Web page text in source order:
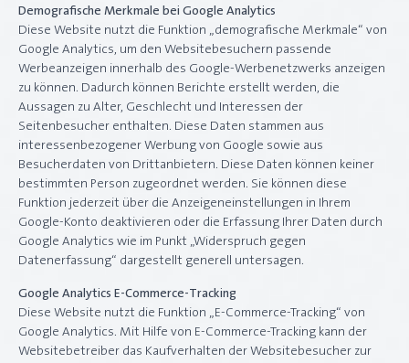
Demografische Merkmale bei Google Analytics
Diese Website nutzt die Funktion „demografische Merkmale“ von
Google Analytics, um den Websitebesuchern passende
Werbeanzeigen innerhalb des Google-Werbenetzwerks anzeigen
zu können. Dadurch können Berichte erstellt werden, die
Aussagen zu Alter, Geschlecht und Interessen der
Seitenbesucher enthalten. Diese Daten stammen aus
interessenbezogener Werbung von Google sowie aus
Besucherdaten von Drittanbietern. Diese Daten können keiner
bestimmten Person zugeordnet werden. Sie können diese
Funktion jederzeit über die Anzeigeneinstellungen in Ihrem
Google-Konto deaktivieren oder die Erfassung Ihrer Daten durch
Google Analytics wie im Punkt „Widerspruch gegen
Datenerfassung“ dargestellt generell untersagen.
Google Analytics E-Commerce-Tracking
Diese Website nutzt die Funktion „E-Commerce-Tracking“ von
Google Analytics. Mit Hilfe von E-Commerce-Tracking kann der
Websitebetreiber das Kaufverhalten der Websitebesucher zur